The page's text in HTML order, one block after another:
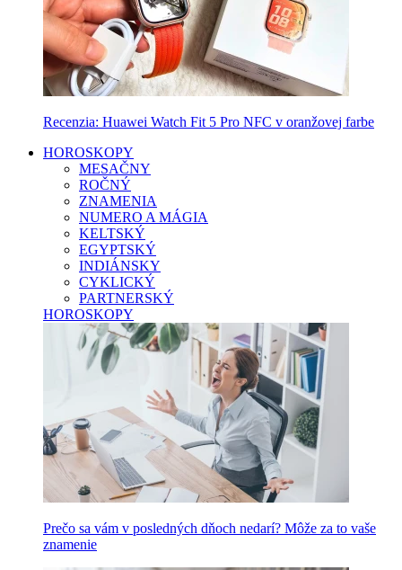
Recenzia: Huawei Watch Fit 5 Pro NFC v oranžovej farbe
HOROSKOPY
MESAČNY
ROČNÝ
ZNAMENIA
NUMERO A MÁGIA
KELTSKÝ
EGYPTSKÝ
INDIÁNSKY
CYKLICKÝ
PARTNERSKÝ
HOROSKOPY
Prečo sa vám v posledných dňoch nedarí? Môže za to vaše
znamenie